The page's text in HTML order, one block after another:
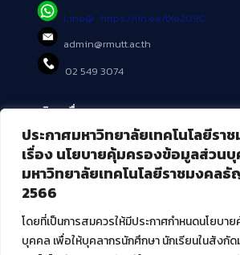
ประกาศมหาวิทยาลัยเทคโนโลยีร
เรื่อง นโยบายคุ้มครองข้อมูลส่วน
มหาวิทยาลัยเทคโนโลยีราชมงคล
2566
โดยที่เป็นการสมควรให้มีประกาศกำหนดนโยบ
บุคคล เพื่อให้บุคลากรนักศึกษา นักเรียนในสังกัด
Line@ : https://lin.ee/tXe209C
admin@rmutt.ac.th
02 549 3074
บริการอื่นๆ ของ สวส.
ศูนย์สื่อดิจิทัล
ศูนย์นวัตกรรมและความรู้
ศูนย์พัฒนาและบริการนวัตกรรมดิจิทัล
สมัยใหม่ (MoSeC)